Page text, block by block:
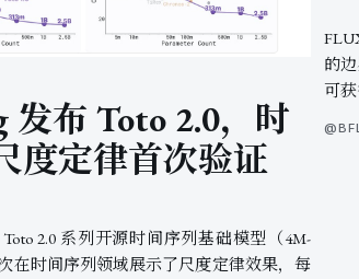
发布 Toto 2.0，时
度定律首次验证
Toto 2.0 系列开源时间序列基础模型（4M-
在时间序列领域展示了尺度定律效果，每
的
可获